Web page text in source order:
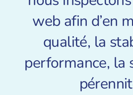
Formation
Pourquoi
Contact
web afin d’en
qualité, la
performance, la